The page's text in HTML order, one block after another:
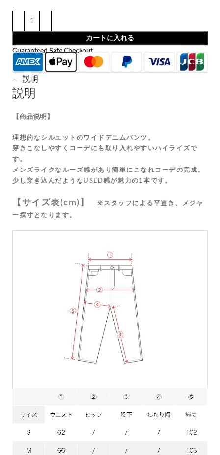
カートに入れる
Guaranteed Safe Checkout
説明
説明
【商品说明】
理想的なシルエットのワイドデニムパンツ。
穿きこなしやすくコーデにも取り入れやすいハイライズで
す。
メンズライクなルーズ感があり簡単にこなれコーデの完成。
少し穿き込んだようなUSED感が魅力の1本です。
【サイズ表(cm)】
※スタッフによる平置き、メジャ
ー採寸となります。